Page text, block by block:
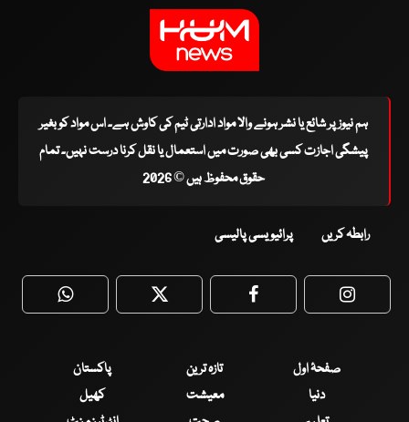
ہم نیوز پر شائع یا نشر ہونے والا مواد ادارتی ٹیم کی کاوش ہے۔ اس مواد کو بغیر
پیشگی اجازت کسی بھی صورت میں استعمال یا نقل کرنا درست نہیں۔ تمام
حقوق محفوظ ہیں © 2026
رابطہ کریں پرائیویسی پالیسی
WhatsApp Twitter Facebook
صفحۂ اول تازہ ترین
پاکستان
دنیا
معیشت
کھیل